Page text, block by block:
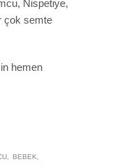
Nispetiye,
çok semte
hemen
BEBEK